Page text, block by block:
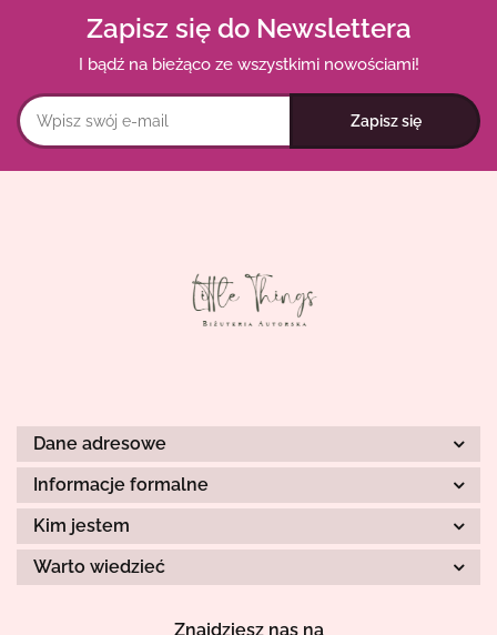
Zapisz się do Newslettera
I bądź na bieżąco ze wszystkimi nowościami!
Dane adresowe
Informacje formalne
Kim jestem
Warto wiedzieć
Znajdziesz nas na